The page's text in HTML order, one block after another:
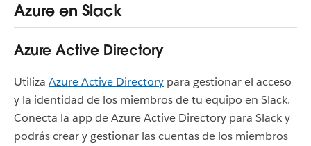
Azure en Slack
Azure Active Directory
Utiliza Azure Active Directory para gestionar el acceso
y la identidad de los miembros de tu equipo en Slack.
Conecta la app de Azure Active Directory para Slack y
podrás crear y gestionar las cuentas de los miembros